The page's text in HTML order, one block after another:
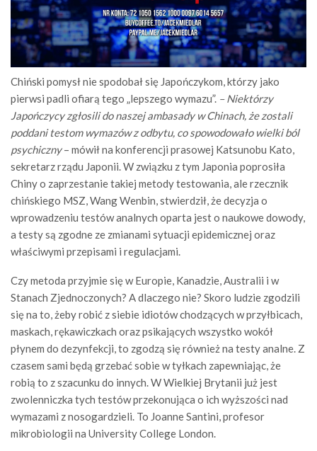
Chiński pomysł nie spodobał się Japończykom, którzy jako
pierwsi padli ofiarą tego „lepszego wymazu”. – Niektórzy
Japończycy zgłosili do naszej ambasady w Chinach, że zostali
poddani testom wymazów z odbytu, co spowodowało wielki ból
psychiczny– mówił na konferencji prasowej Katsunobu Kato,
sekretarz rządu Japonii. W związku z tym Japonia poprosiła
Chiny o zaprzestanie takiej metody testowania, ale rzecznik
chińskiego MSZ, Wang Wenbin, stwierdził, że decyzja o
wprowadzeniu testów analnych oparta jest o naukowe dowody,
a testy są zgodne ze zmianami sytuacji epidemicznej oraz
właściwymi przepisami i regulacjami.
Czy metoda przyjmie się w Europie, Kanadzie, Australii i w
Stanach Zjednoczonych? A dlaczego nie? Skoro ludzie zgodzili
się na to, żeby robić z siebie idiotów chodzących w przyłbicach,
maskach, rękawiczkach oraz psikających wszystko wokół
płynem do dezynfekcji, to zgodzą się również na testy analne. Z
czasem sami będą grzebać sobie w tyłkach zapewniając, że
robią to z szacunku do innych. W Wielkiej Brytanii już jest
zwolenniczka tych testów przekonująca o ich wyższości nad
wymazami z nosogardzieli. To Joanne Santini, profesor
mikrobiologii na University College London.